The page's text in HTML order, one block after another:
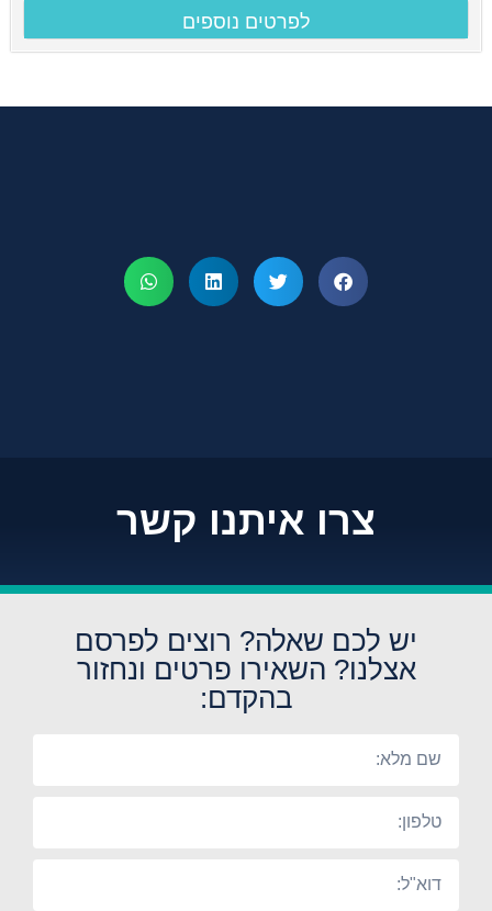
לפרטים נוספים
צרו איתנו קשר
יש לכם שאלה? רוצים לפרסם
אצלנו? השאירו פרטים ונחזור
בהקדם: